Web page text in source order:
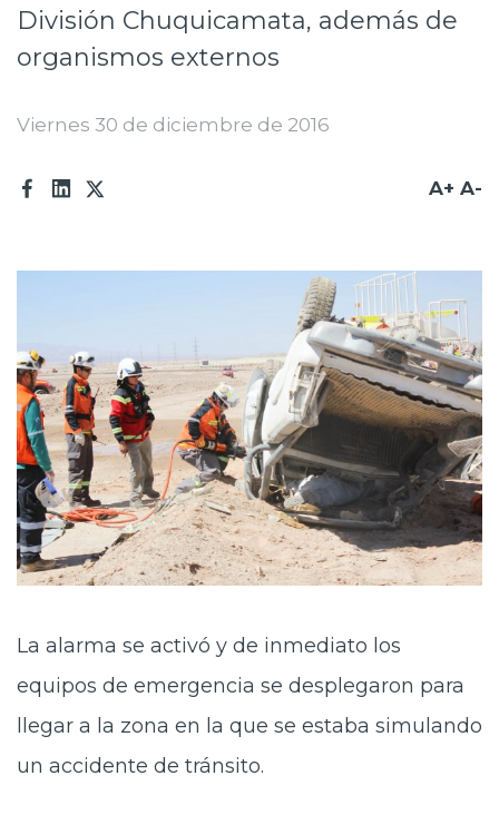
Transparencia activa
Canales de denuncia
Proveedores
División Chuquicamata, además de
organismos externos
Viernes 30 de diciembre de 2016
A+ A-
La alarma se activó y de inmediato los
equipos de emergencia se desplegaron para
llegar a la zona en la que se estaba simulando
un accidente de tránsito.